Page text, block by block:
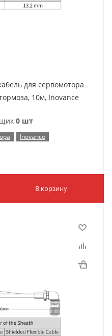
для сервомотора
10м, Inovance
0 шт
Inovance
В корзину